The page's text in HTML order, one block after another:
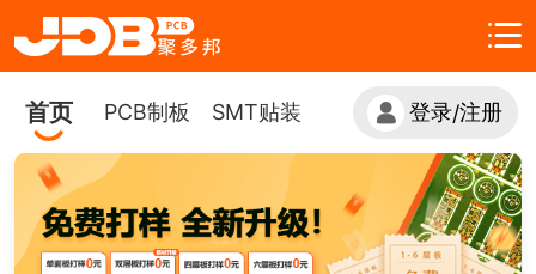
首页 PCB制板 SMT贴装 登录/注册